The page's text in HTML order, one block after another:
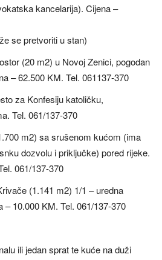
kancelarija). Cijena –
se pretvoriti u stan)
(20 m2) u Novoj Zenici, pogodan
– 62.500 KM. Tel. 061137-370
za Konfesiju katoličku,
Tel. 061/137-370
m2) sa srušenom kućom (ima
dozvolu i priključke) pored rijeke.
061/137-370
(1.141 m2) 1/1 – uredna
– 10.000 KM. Tel. 061/137-370
ili jedan sprat te kuće na duži